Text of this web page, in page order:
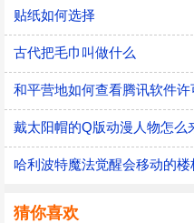
贴纸如何选择
古代把毛巾叫做什么
和平营地如何查看腾讯软件许
戴太阳帽的Q版动漫人物怎么
哈利波特魔法觉醒会移动的楼
猜你喜欢